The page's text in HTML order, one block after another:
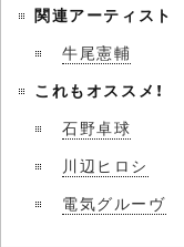
関連アーティスト
牛尾憲輔
これもオススメ！
石野卓球
川辺ヒロシ
電気グルーヴ